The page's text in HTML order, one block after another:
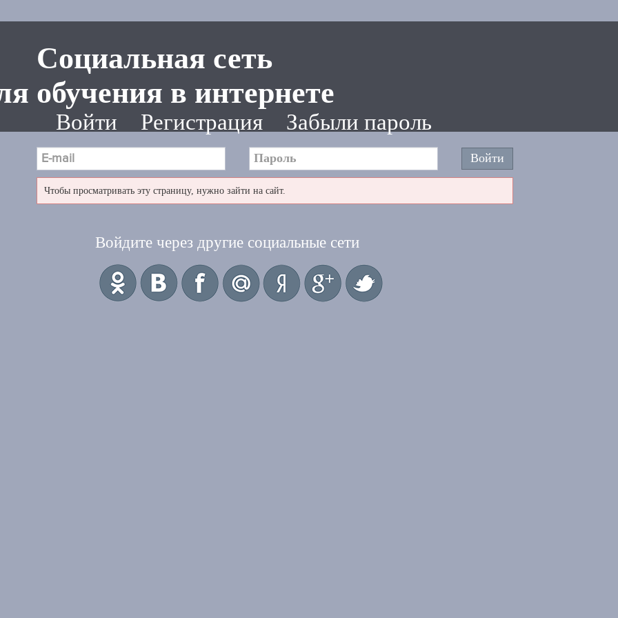
Социальная сеть
обучения в интернете
Войти Регистрация Забыли пароль
Чтобы просматривать эту страницу, нужно зайти на сайт.
Войдите через другие социальные сети